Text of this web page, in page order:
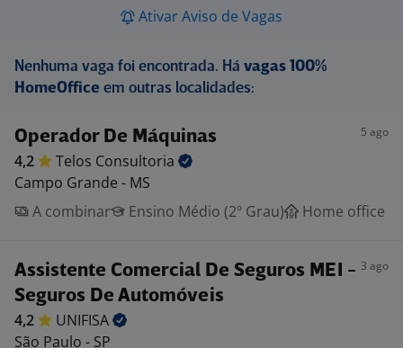
Ativar Aviso de Vagas
Nenhuma vaga foi encontrada. Há vagas 100%
HomeOffice em outras localidades:
Operador De Máquinas 5 ago
4,2 Telos Consultoria
Campo Grande - MS
A combinar
Ensino Médio (2º Grau) Home office
Assistente Comercial De Seguros MEI -
Seguros De Automóveis
3 ago
4,2
UNIFISA
São Paulo - SP